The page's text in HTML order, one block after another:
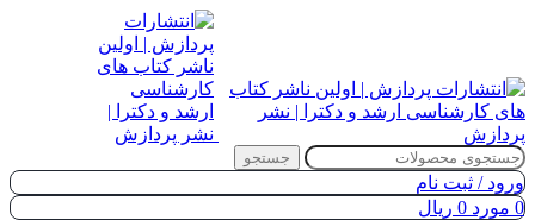
جستجو
ورود / ثبت نام
0 مورد 0 ریال